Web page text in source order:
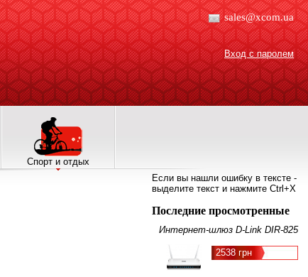
sales@xcom.ua
Вход с паролем
Спорт и отдых
Если вы нашли ошибку в тексте -
выделите текст и нажмите Ctrl+X
Последние просмотренные
Интернет-шлюз D-Link DIR-825
2538 грн